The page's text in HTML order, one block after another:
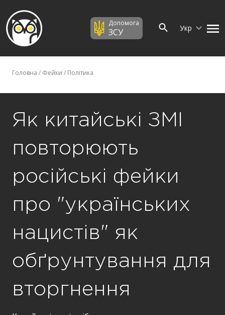
Допомога
ЗСУ Укр
Головна / Фейки / Політика
Як китайські ЗМІ
повторюють
російські фейки
про "українських
нацистів" як
обґрунтування для
вторгнення